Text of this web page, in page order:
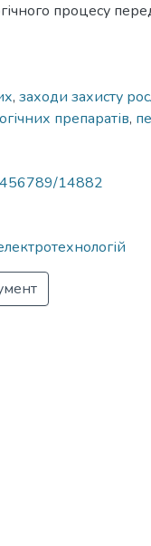
процесу
, заходи захисту
препаратів,
14882